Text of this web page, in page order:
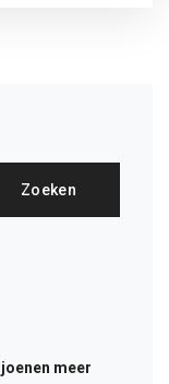
Zoeken
meer